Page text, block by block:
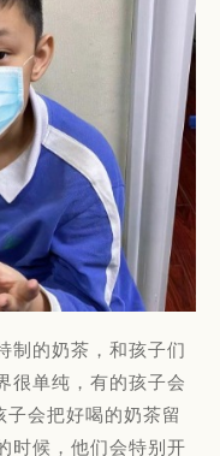
制的奶茶，和孩子们
很单纯，有的孩子会
子会把好喝的奶茶留
时候，他们会特别开